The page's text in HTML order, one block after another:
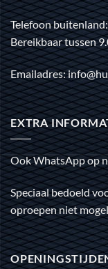
Telefoon
Bereikbaar tussen
Emailadres:
EXTRA
Ook WhatsApp op
Speciaal bedoeld
oproepen niet